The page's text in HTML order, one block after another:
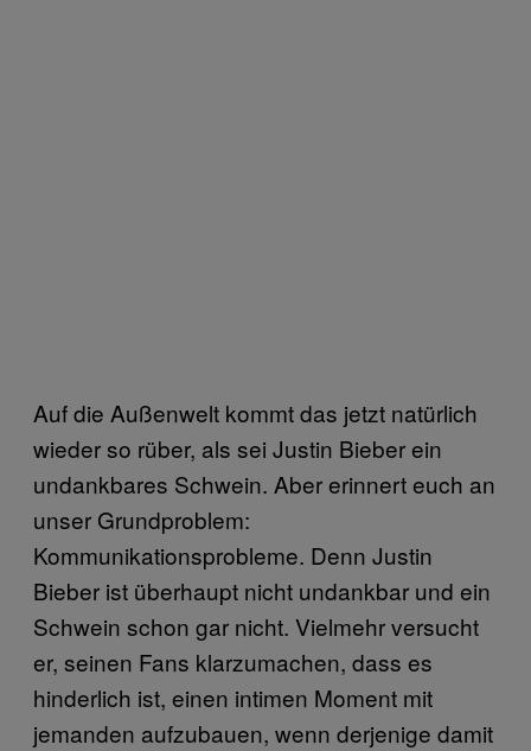
Auf die Außenwelt kommt das jetzt natürlich
wieder so rüber, als sei Justin Bieber ein
undankbares Schwein. Aber erinnert euch an
unser Grundproblem:
Kommunikationsprobleme. Denn Justin
Bieber ist überhaupt nicht undankbar und ein
Schwein schon gar nicht. Vielmehr versucht
er, seinen Fans klarzumachen, dass es
hinderlich ist, einen intimen Moment mit
jemanden aufzubauen, wenn derjenige damit